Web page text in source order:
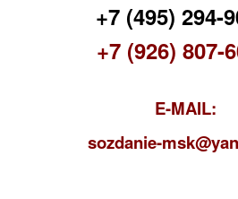
+7 (495) 294-
+7 (926) 807-
E-MAIL:
sozdanie-